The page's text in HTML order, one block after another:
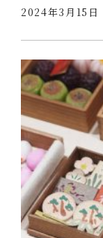
2024年3月15日